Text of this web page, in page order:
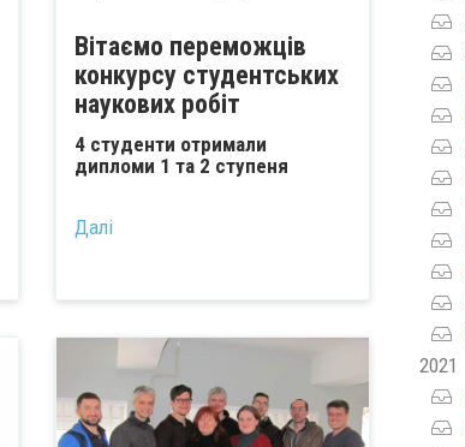
Вітаємо переможців
конкурсу студентських
наукових робіт
4 студенти отримали
дипломи 1 та 2 ступеня
Далі
2021